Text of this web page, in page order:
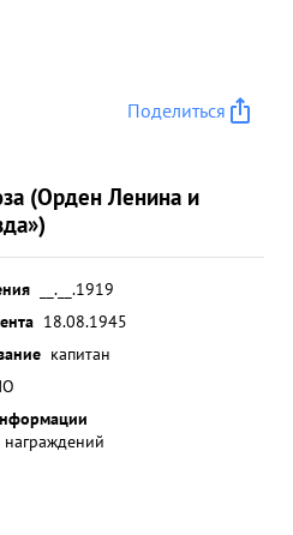
Поделиться
(Орден Ленина и
__.__.1919
18.08.1945
капитан
награждений